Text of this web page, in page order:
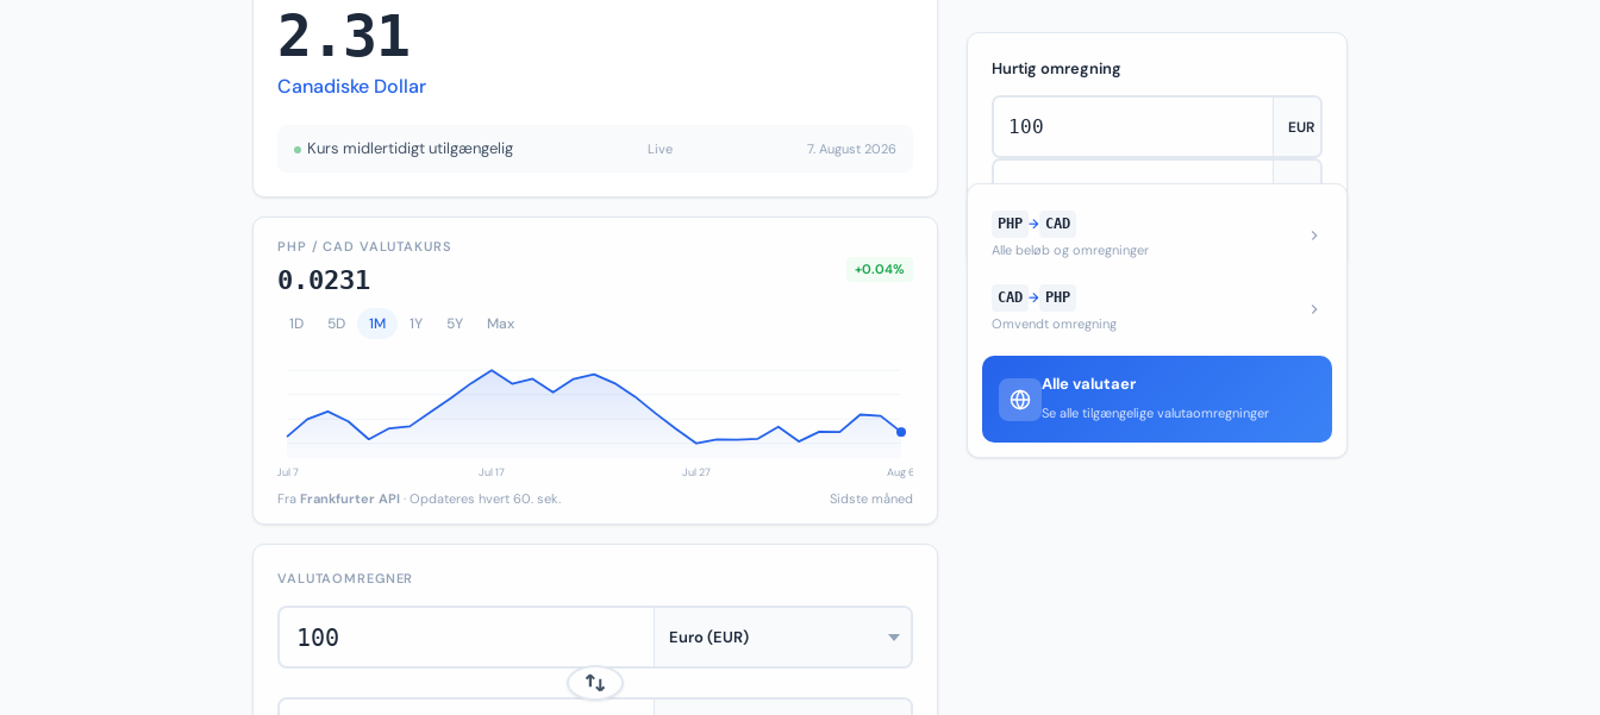
2.31
Canadiske Dollar
Kurs midlertidigt utilgængelig Live 7. August 2026
PHP / CAD VALUTAKURS
0.0231 +0.04%
1D 5D 1M 1Y 5Y Max
Fra Frankfurter API · Opdateres hvert 60. sek. Sidste måned
VALUTAOMREGNER
Hurtig omregning
PHP → CAD
Alle beløb og omregninger
CAD → PHP
Omvendt omregning
Alle valutaer
Se alle tilgængelige valutaomregninger